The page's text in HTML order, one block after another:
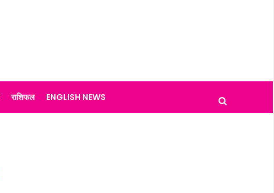
राशिफल ENGLISH NEWS